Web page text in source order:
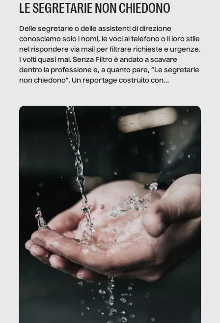
LE SEGRETARIE NON CHIEDONO
Delle segretarie o delle assistenti di direzione
conosciamo solo i nomi, le voci al telefono o il loro stile
nel rispondere via mail per filtrare richieste e urgenze.
I volti quasi mai. Senza Filtro è andato a scavare
dentro la professione e, a quanto pare, “Le segretarie
non chiedono”. Un reportage costruito con